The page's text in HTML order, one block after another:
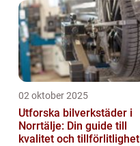
02 oktober 2025
Utforska bilverkstäder i
Norrtälje: Din guide till
kvalitet och tillförlitlighet